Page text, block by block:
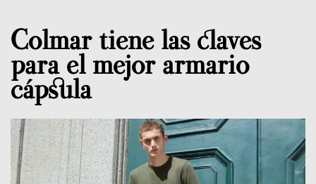
Colmar tiene las claves
para el mejor armario
cápsula